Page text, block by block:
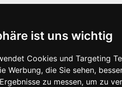
ist uns wichtig
Cookies und Targeting
Werbung, die Sie sehen,
zu messen, um zu